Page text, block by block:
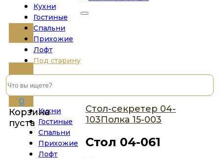
Кухни
Гостиные
Спальни
Прихожие
Лофт
Под старину
0
Корзина
пуста
Кухни
Гостиные
Спальни
Прихожие
Лофт
Стол-секретер 04-
103Полка 15-003
Стол 04-061